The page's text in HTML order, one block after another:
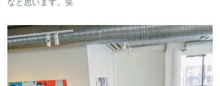
なと思います。笑